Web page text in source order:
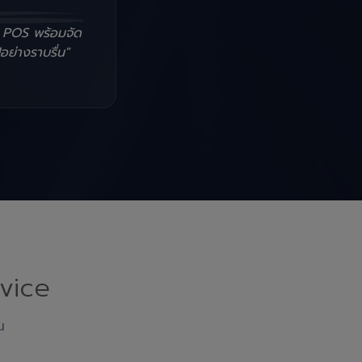
พร้อมจัด
ย่างราบรื่น"